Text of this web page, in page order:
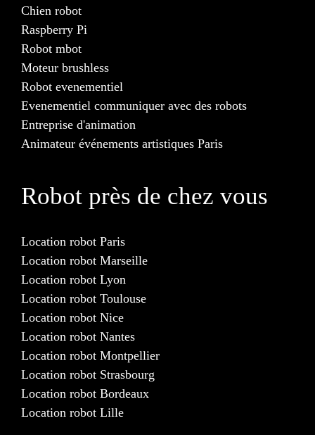
Chien robot
Raspberry Pi
Robot mbot
Moteur brushless
Robot evenementiel
Evenementiel communiquer avec des robots
Entreprise d'animation
Animateur événements artistiques Paris
Robot près de chez vous
Location robot Paris
Location robot Marseille
Location robot Lyon
Location robot Toulouse
Location robot Nice
Location robot Nantes
Location robot Montpellier
Location robot Strasbourg
Location robot Bordeaux
Location robot Lille